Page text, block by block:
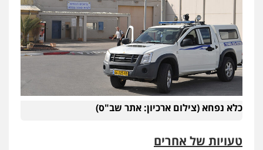
כלא נפחא (צילום ארכיון: אתר שב"ס)
טעויות של אחרים